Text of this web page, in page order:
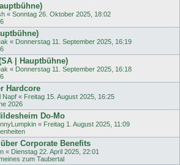
« Sonntag 26. Oktober 2025, 18:02
« Donnerstag 11. September 2025, 16:19
| Hauptbühne)
« Donnerstag 11. September 2025, 16:18
Hardcore
Napf « Freitag 15. August 2025, 16:25
2026
Do-Mo
« Freitag 1. August 2025, 11:09
Corporate Benefits
« Dienstag 22. April 2025, 22:01
zum Taubertal